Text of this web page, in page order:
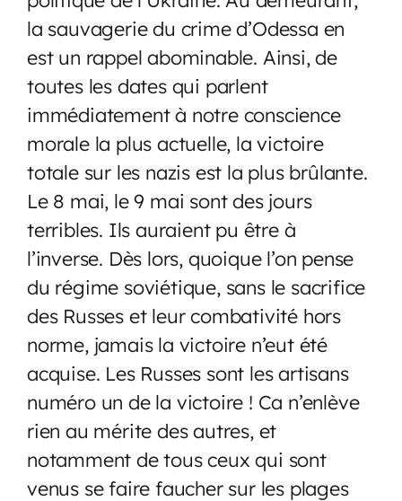
la sauvagerie du crime d’Odessa en
est un rappel abominable. Ainsi, de
toutes les dates qui parlent
immédiatement à notre conscience
morale la plus actuelle, la victoire
totale sur les nazis est la plus brûlante.
Le 8 mai, le 9 mai sont des jours
terribles. Ils auraient pu être à
l’inverse. Dès lors, quoique l’on pense
du régime soviétique, sans le sacrifice
des Russes et leur combativité hors
norme, jamais la victoire n’eut été
acquise. Les Russes sont les artisans
numéro un de la victoire ! Ca n’enlève
rien au mérite des autres, et
notamment de tous ceux qui sont
venus se faire faucher sur les plages